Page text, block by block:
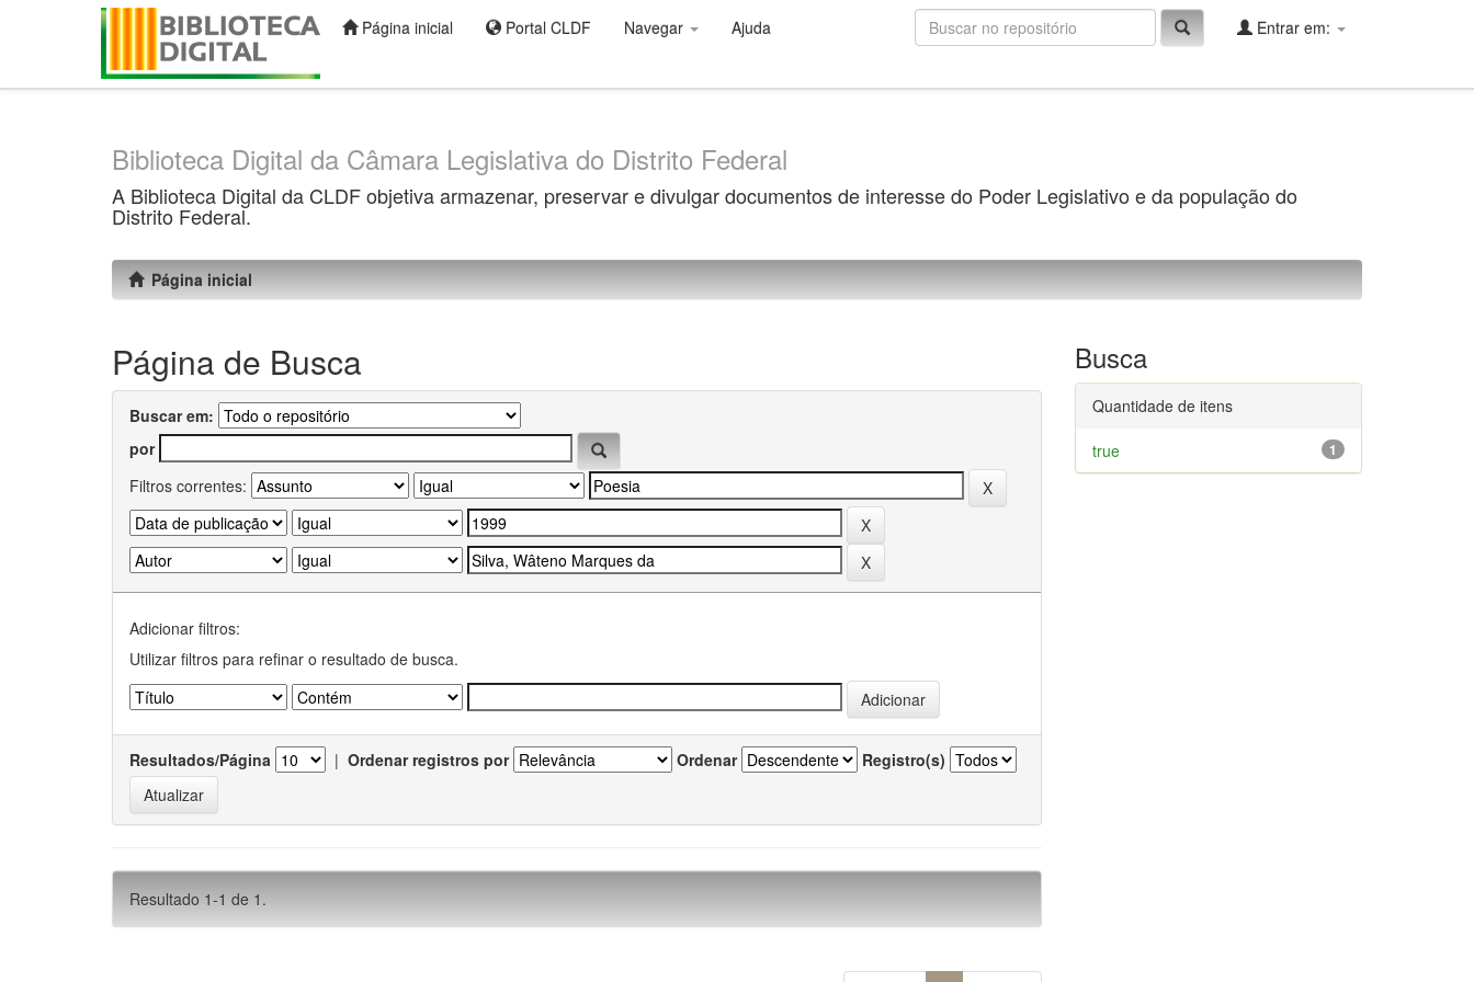
Página inicial Portal CLDF Navegar Ajuda Entrar em:
Biblioteca Digital da Câmara Legislativa do Distrito Federal
A Biblioteca Digital da CLDF objetiva armazenar, preservar e divulgar documentos de interesse do Poder Legislativo e da população do
Distrito Federal.
Página inicial
Página de Busca
Buscar em:
por
Filtros correntes:
Adicionar filtros:
Utilizar filtros para refinar o resultado de busca.
Resultados/Página | Ordenar registros por Ordenar Registro(s)
Resultado 1-1 de 1.
Busca
Quantidade de itens
1
true